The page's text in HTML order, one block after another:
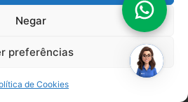
Negar
preferências
de Cookies
juntos seu